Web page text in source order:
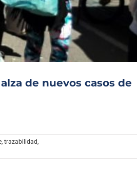
de nuevos casos de
, trazabilidad,